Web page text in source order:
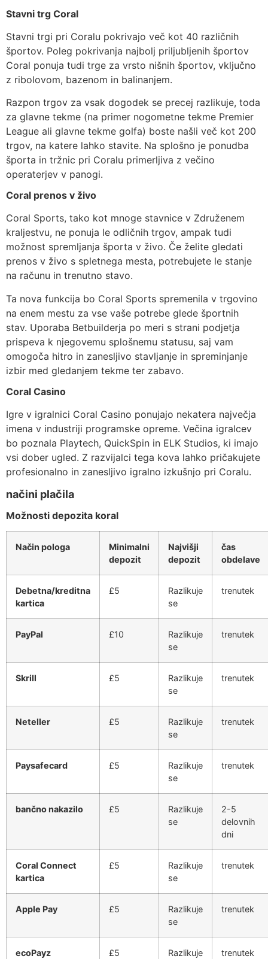
Stavni trg Coral
Stavni trgi pri Coralu pokrivajo več kot 40 različnih
športov. Poleg pokrivanja najbolj priljubljenih športov
Coral ponuja tudi trge za vrsto nišnih športov, vključno
z ribolovom, bazenom in balinanjem.
Razpon trgov za vsak dogodek se precej razlikuje, toda
za glavne tekme (na primer nogometne tekme Premier
League ali glavne tekme golfa) boste našli več kot 200
trgov, na katere lahko stavite. Na splošno je ponudba
športa in tržnic pri Coralu primerljiva z večino
operaterjev v panogi.
Coral prenos v živo
Coral Sports, tako kot mnoge stavnice v Združenem
kraljestvu, ne ponuja le odličnih trgov, ampak tudi
možnost spremljanja športa v živo. Če želite gledati
prenos v živo s spletnega mesta, potrebujete le stanje
na računu in trenutno stavo.
Ta nova funkcija bo Coral Sports spremenila v trgovino
na enem mestu za vse vaše potrebe glede športnih
stav. Uporaba Betbuilderja po meri s strani podjetja
prispeva k njegovemu splošnemu statusu, saj vam
omogoča hitro in zanesljivo stavljanje in spreminjanje
izbir med gledanjem tekme ter zabavo.
Coral Casino
Igre v igralnici Coral Casino ponujajo nekatera največja
imena v industriji programske opreme. Večina igralcev
bo poznala Playtech, QuickSpin in ELK Studios, ki imajo
vsi dober ugled. Z razvijalci tega kova lahko pričakujete
profesionalno in zanesljivo igralno izkušnjo pri Coralu.
načini plačila
Možnosti depozita koral
Način pologa
Minimalni
depozit
Najvišji
depozit
čas
obdelave
Debetna/kreditna
kartica
£5
Razlikuje
se
trenutek
PayPal £10
Razlikuje
se
trenutek
Skrill £5
Razlikuje
se
trenutek
Neteller £5
Razlikuje
se
trenutek
Paysafecard £5
Razlikuje
se
trenutek
bančno nakazilo £5
Razlikuje
se
2-5
delovnih
dni
Coral Connect
kartica
£5
Razlikuje
se
trenutek
Apple Pay £5
Razlikuje
se
trenutek
ecoPayz £5
Razlikuje
trenutek